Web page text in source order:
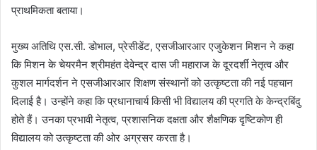
प्राथमिकता बताया।
मुख्य अतिथि एस.सी. डोभाल, प्रेसीडेंट, एसजीआरआर एजुकेशन मिशन ने कहा
कि मिशन के चेयरमैन श्रीमहंत देवेन्द्र दास जी महाराज के दूरदर्शी नेतृत्व और
कुशल मार्गदर्शन ने एसजीआरआर शिक्षण संस्थानों को उत्कृष्टता की नई पहचान
दिलाई है। उन्होंने कहा कि प्रधानाचार्य किसी भी विद्यालय की प्रगति के केन्द्रबिंदु
होते हैं। उनका प्रभावी नेतृत्व, प्रशासनिक दक्षता और शैक्षणिक दृष्टिकोण ही
विद्यालय को उत्कृष्टता की ओर अग्रसर करता है।